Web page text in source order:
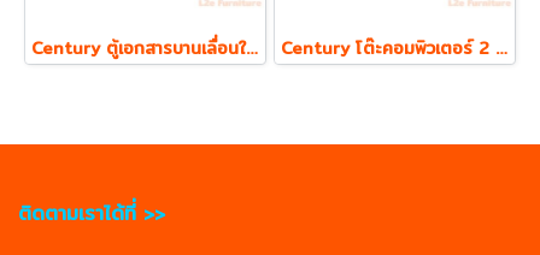
Century ตู้เอกสารบานเลื่อนใส่แฟ้ม ตั้ง 2 ชั้น รุ่น LCS810 ความหนา Top 19 mm. Century โต๊ะคอมพิวเตอร์ 2 ลิ้นชัก พร้อมถาดคีย์บอร์ด รุ่น LC1202
ติดตามเราได้ที่ >>